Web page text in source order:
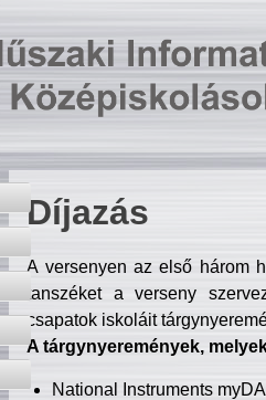
Díjazás
A versenyen az első három
tanszéket a verseny
csapatok iskoláit
A tárgynyeremények,
National Instruments